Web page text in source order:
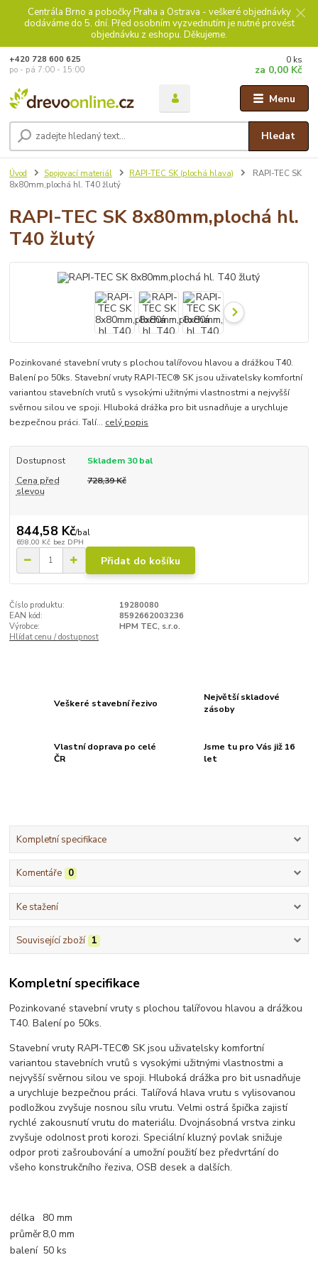
Centrála Brno a pobočky Praha a Ostrava - veškeré objednávky
dodáváme do 5. dní. Před osobním vyzvednutím je nutné provést
objednávku z eshopu. Děkujeme.
Menu
Hledat
+420 728 600 625
po - pá 7:00 - 15:00
0 ks
za 0,00 Kč
Úvod Spojovací materiál RAPI-TEC SK (plochá hlava)
RAPI-TEC SK
8x80mm,plochá hl. T40 žlutý
RAPI-TEC SK 8x80mm,plochá hl.
T40 žlutý
Pozinkované stavební vruty s plochou talířovou hlavou a drážkou T40.
Balení po 50ks. Stavební vruty RAPI-TEC® SK jsou uživatelsky komfortní
variantou stavebních vrutů s vysokými užitnými vlastnostmi a nejvyšší
svěrnou silou ve spoji. Hluboká drážka pro bit usnadňuje a urychluje
bezpečnou práci. Talí... celý popis
Dostupnost
Skladem 30 bal
Cena před
slevou
728,39 Kč
844,58 Kč/bal
698,00 Kč bez DPH
Přidat do košíku
Číslo produktu:
19280080
EAN kód:
8592662003236
Výrobce:
HPM TEC, s.r.o.
Hlídat cenu / dostupnost
Veškeré stavební řezivo
Největší skladové
zásoby
Vlastní doprava po celé
ČR
Jsme tu pro Vás již 16
let
Kompletní specifikace
Komentáře 0
Ke stažení
Související zboží 1
Kompletní specifikace
Pozinkované stavební vruty s plochou talířovou hlavou a drážkou
T40. Balení po 50ks.
Stavební vruty RAPI-TEC® SK jsou uživatelsky komfortní
variantou stavebních vrutů s vysokými užitnými vlastnostmi a
nejvyšší svěrnou silou ve spoji. Hluboká drážka pro bit usnadňuje
a urychluje bezpečnou práci. Talířová hlava vrutu s vylisovanou
podložkou zvyšuje nosnou sílu vrutu. Velmi ostrá špička zajistí
rychlé zakousnutí vrutu do materiálu. Dvojnásobná vrstva zinku
zvyšuje odolnost proti korozi. Speciální kluzný povlak snižuje
odpor proti zašroubování a umožní použití bez předvrtání do
všeho konstrukčního řeziva, OSB desek a dalších.
délka
80 mm
průměr8,0 mm
balení 50 ks